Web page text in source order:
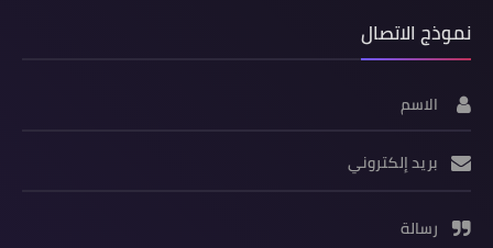
نموذج الاتصال
الاسم
بريد إلكتروني
رسالة